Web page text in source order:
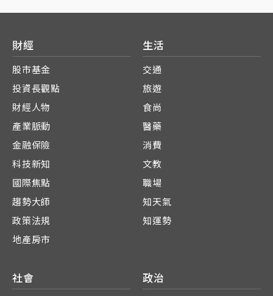
財經
股市基金
投資長觀點
財經人物
產業脈動
金融保險
科技新知
國際焦點
趨勢大師
政策法規
地產房市
生活
交通
旅遊
食尚
醫藥
消費
文教
職場
知天氣
知運勢
社會 政治